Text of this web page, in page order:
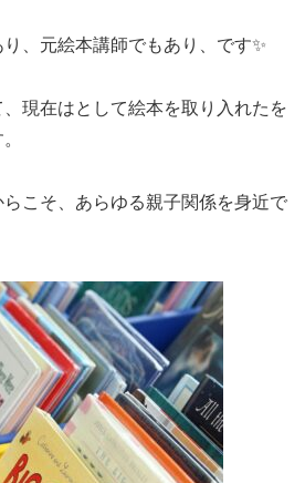
、元絵本講師でもあり、です✨
現在はとして絵本を取り入れたを
こそ、あらゆる親子関係を身近で